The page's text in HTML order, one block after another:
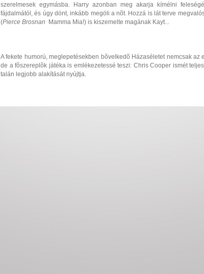
szerelmesek egymásba. Harry azonban meg akarja kímélni
fájdalmától, és úgy dönt, inkább megöli a nõt. Hozzá is lát terve
(Pierce Brosnan  Mamma Mia!) is kiszemelte magának Kayt...
A fekete humorú, meglepetésekben bõvelkedõ Házaséletet nemcsak
de a fõszereplõk játéka is emlékezetessé teszi: Chris Cooper ismét
talán legjobb alakítását nyújtja.